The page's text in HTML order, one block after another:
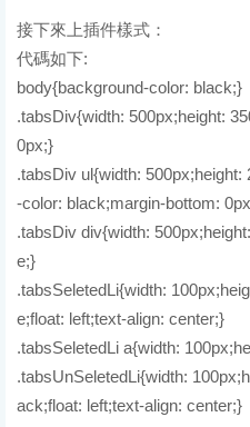
接下來上插件樣式：
代碼如下:
body{background-color: black;}
.tabsDiv{width: 500px;height:
0px;}
.tabsDiv ul{width:
-color: black;margin-bottom:
.tabsDiv div{width:
e;}
.tabsSeletedLi{width:
e;float: left;text-align: center;}
.tabsSeletedLi a{width:
.tabsUnSeletedLi{width:
ack;float: left;text-align: center;}